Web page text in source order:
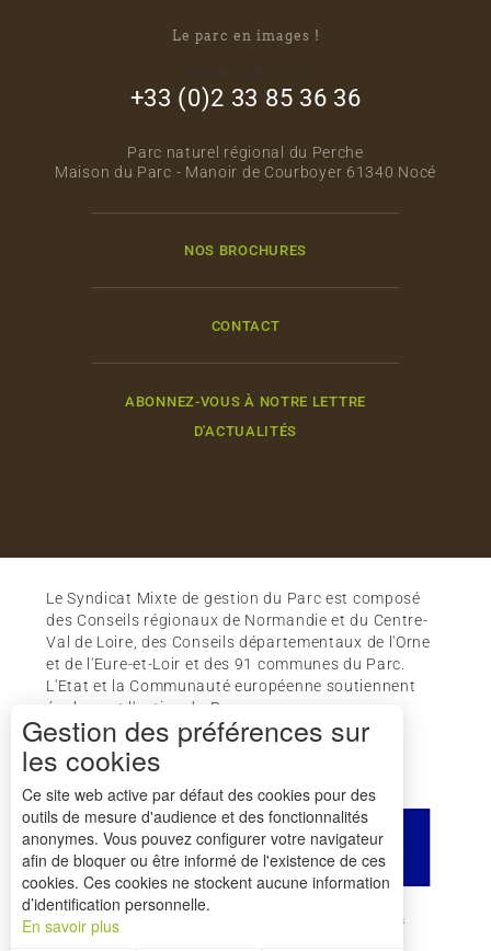
Le parc en images !
+33 (0)2 33 85 36 36
Parc naturel régional du Perche
Maison du Parc - Manoir de Courboyer 61340 Nocé
NOS BROCHURES
CONTACT
ABONNEZ-VOUS À NOTRE LETTRE
D'ACTUALITÉS
Le Syndicat Mixte de gestion du Parc est composé
des Conseils régionaux de Normandie et du Centre-
Val de Loire, des Conseils départementaux de l'Orne
et de l'Eure-et-Loir et des 91 communes du Parc.
L'Etat et la Communauté européenne soutiennent
également l'action du Parc.
Comment venir ? Crédits
Gestion des préférences sur
les cookies
Ce site web active par défaut des cookies pour des
outils de mesure d'audience et des fonctionnalités
anonymes. Vous pouvez configurer votre navigateur
afin de bloquer ou être informé de l'existence de ces
cookies. Ces cookies ne stockent aucune information
d’identification personnelle.
En savoir plus